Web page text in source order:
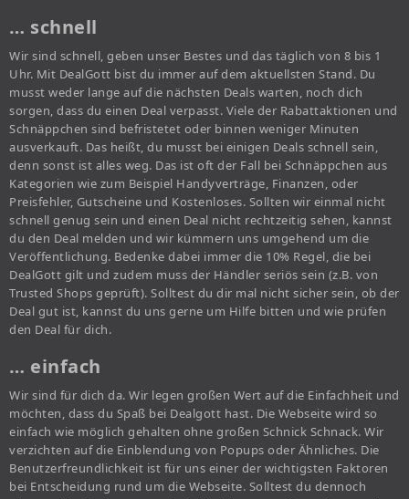
… schnell
Wir sind schnell, geben unser Bestes und das täglich von 8 bis 1
Uhr. Mit DealGott bist du immer auf dem aktuellsten Stand. Du
musst weder lange auf die nächsten Deals warten, noch dich
sorgen, dass du einen Deal verpasst. Viele der Rabattaktionen und
Schnäppchen sind befristetet oder binnen weniger Minuten
ausverkauft. Das heißt, du musst bei einigen Deals schnell sein,
denn sonst ist alles weg. Das ist oft der Fall bei Schnäppchen aus
Kategorien wie zum Beispiel Handyverträge, Finanzen, oder
Preisfehler, Gutscheine und Kostenloses. Sollten wir einmal nicht
schnell genug sein und einen Deal nicht rechtzeitig sehen, kannst
du den Deal melden und wir kümmern uns umgehend um die
Veröffentlichung. Bedenke dabei immer die 10% Regel, die bei
DealGott gilt und zudem muss der Händler seriös sein (z.B. von
Trusted Shops geprüft). Solltest du dir mal nicht sicher sein, ob der
Deal gut ist, kannst du uns gerne um Hilfe bitten und wie prüfen
den Deal für dich.
… einfach
Wir sind für dich da. Wir legen großen Wert auf die Einfachheit und
möchten, dass du Spaß bei Dealgott hast. Die Webseite wird so
einfach wie möglich gehalten ohne großen Schnick Schnack. Wir
verzichten auf die Einblendung von Popups oder Ähnliches. Die
Benutzerfreundlichkeit ist für uns einer der wichtigsten Faktoren
bei Entscheidung rund um die Webseite. Solltest du dennoch